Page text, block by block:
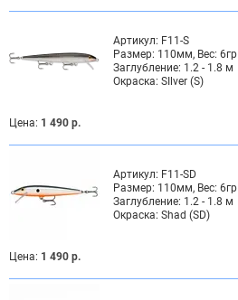
Артикул: F11-S
Размер: 110мм, Вес: 6гр
Заглубление: 1.2 - 1.8 м
Окраска: SIlver (S)
Цена: 1 490 р.
Артикул: F11-SD
Размер: 110мм, Вес: 6гр
Заглубление: 1.2 - 1.8 м
Окраска: Shad (SD)
Цена: 1 490 р.